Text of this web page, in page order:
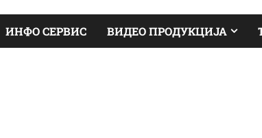
ИНФО СЕРВИС ВИДЕО ПРОДУКЦИЈА